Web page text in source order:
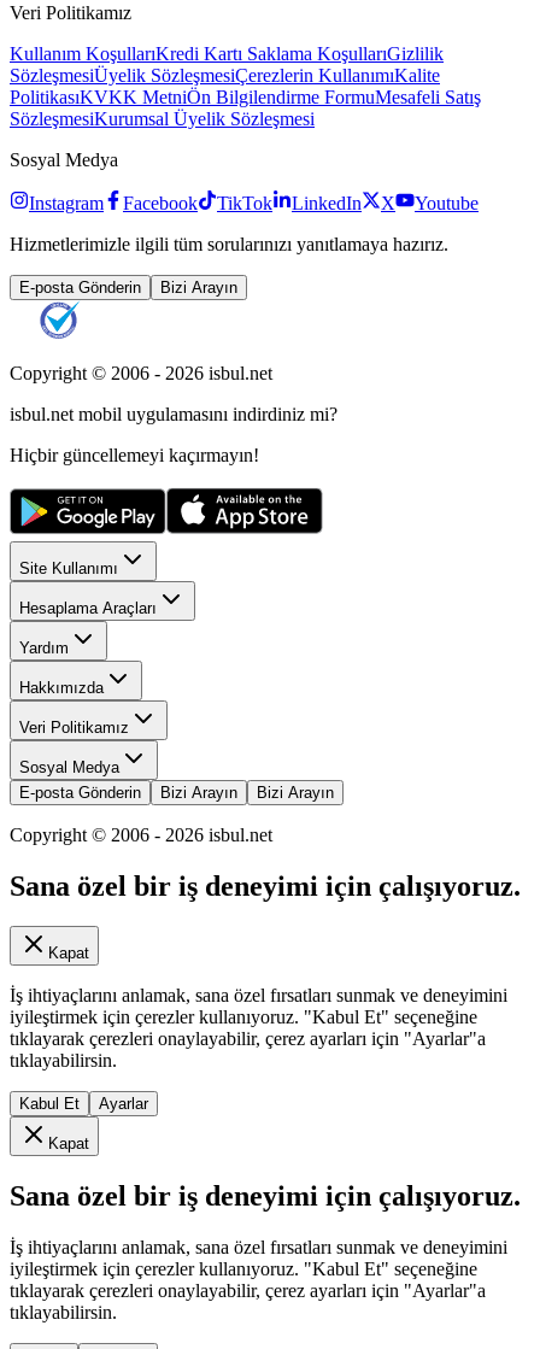
Veri Politikamız
Kullanım KoşullarıKredi Kartı Saklama KoşullarıGizlilik
SözleşmesiÜyelik SözleşmesiÇerezlerin KullanımıKalite
PolitikasıKVKK MetniÖn Bilgilendirme FormuMesafeli Satış
SözleşmesiKurumsal Üyelik Sözleşmesi
Sosyal Medya
Instagram Facebook TikTok LinkedIn X
Youtube
Hizmetlerimizle ilgili tüm sorularınızı yanıtlamaya hazırız.
E-posta Gönderin Bizi Arayın
Copyright © 2006 - 2026 isbul.net
isbul.net mobil uygulamasını indirdiniz mi?
Hiçbir güncellemeyi kaçırmayın!
Site Kullanımı
Hesaplama Araçları
Yardım
Hakkımızda
Veri Politikamız
Sosyal Medya
E-posta Gönderin
Bizi Arayın Bizi Arayın
Copyright © 2006 - 2026 isbul.net
Sana özel bir iş deneyimi için çalışıyoruz.
Kapat
İş ihtiyaçlarını anlamak, sana özel fırsatları sunmak ve deneyimini
iyileştirmek için çerezler kullanıyoruz. "Kabul Et" seçeneğine
tıklayarak çerezleri onaylayabilir, çerez ayarları için "Ayarlar"a
tıklayabilirsin.
Kabul Et Ayarlar
Kapat
Sana özel bir iş deneyimi için çalışıyoruz.
İş ihtiyaçlarını anlamak, sana özel fırsatları sunmak ve deneyimini
iyileştirmek için çerezler kullanıyoruz. "Kabul Et" seçeneğine
tıklayarak çerezleri onaylayabilir, çerez ayarları için "Ayarlar"a
tıklayabilirsin.